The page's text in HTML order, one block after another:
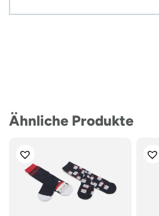
Ähnliche Produkte